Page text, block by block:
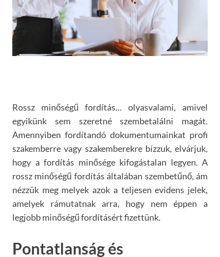
Rossz minőségű fordítás… olyasvalami, amivel
egyikünk sem szeretnészembetalálni magát.
Amennyiben fordítandó dokumentumainkat profi
szakemberre vagy szakemberekre bízzuk, elvárjuk,
hogy a fordítás minősége kifogástalan legyen. A
rossz minőségű fordítás általában szembetűnő, ám
nézzük meg melyek azok a teljesen evidens jelek,
amelyek rámutatnak arra, hogy neméppen a
legjobb minőségűfordításért fizettünk.
Pontatlanságés